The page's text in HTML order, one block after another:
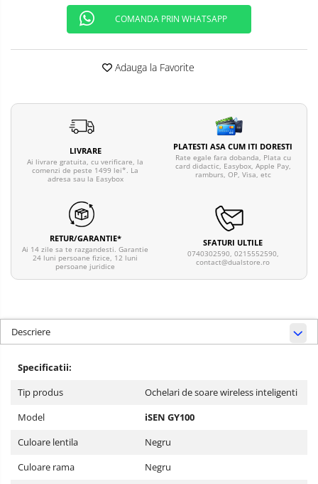
COMANDA PRIN WHATSAPP
Adauga la Favorite
LIVRARE
Ai livrare gratuita, cu verificare, la
comenzi de peste 1499 lei*. La
adresa sau la Easybox
PLATESTI ASA CUM ITI DORESTI
Rate egale fara dobanda, Plata cu
card didactic, Easybox, Apple Pay,
ramburs, OP, Visa, etc
RETUR/GARANTIE*
Ai 14 zile sa te razgandesti. Garantie
24 luni persoane fizice, 12 luni
persoane juridice
SFATURI ULTILE
0740302590, 0215552590,
contact@dualstore.ro
Descriere
Specificatii:
Tip produs
Ochelari de soare wireless inteligenti
Model
iSEN GY100
Culoare lentila
Negru
Culoare rama
Negru